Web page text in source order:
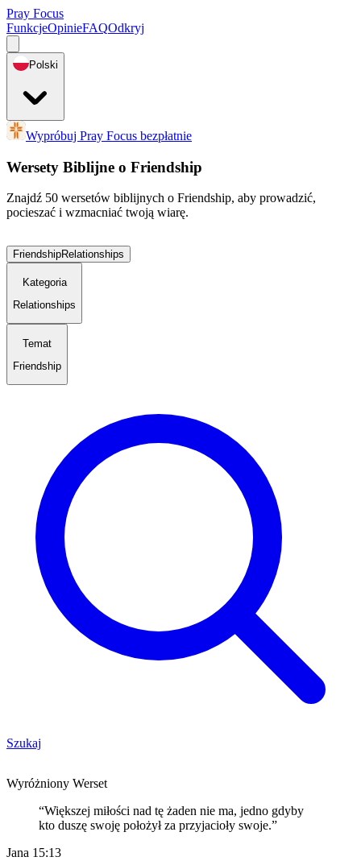
Pray Focus
FunkcjeOpinieFAQOdkryj
Polski
Wypróbuj Pray Focus bezpłatnie
Wersety Biblijne o Friendship
Znajdź 50 wersetów biblijnych o Friendship, aby prowadzić,
pocieszać i wzmacniać twoją wiarę.
FriendshipRelationships
Kategoria
Relationships
Temat
Friendship
Szukaj
Wyróżniony Werset
“Większej miłości nad tę żaden nie ma, jedno gdyby
kto duszę swoję położył za przyjacioły swoje.”
Jana 15:13